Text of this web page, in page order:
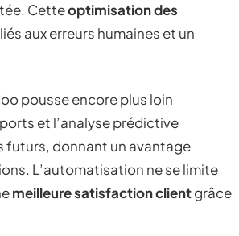
Cetteoptimisation des
aux erreurs humaines et un
pousse encore plus loin
et l’analyse prédictive
futurs, donnant un avantage
L’automatisation ne se limite
meilleure satisfaction clientgrâce